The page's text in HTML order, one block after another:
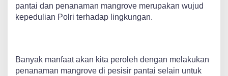
pantai dan penanaman mangrove merupakan wujud
kepedulian Polri terhadap lingkungan.
Banyak manfaat akan kita peroleh dengan melakukan
penanaman mangrove di pesisir pantai selain untuk